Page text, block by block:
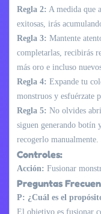
Regla 2: A medida que
exitosas, irás
Regla 3: Mantente
completarlas, recibirás
más oro e incluso
Regla 4: Expande tu
monstruos y esfuérzate
Regla 5: No olvides
siguen generando botín
recogerlo manualmente.
Controles:
Acción: Fusionar
Preguntas
P: ¿Cuál es el
El objetivo es fusionar